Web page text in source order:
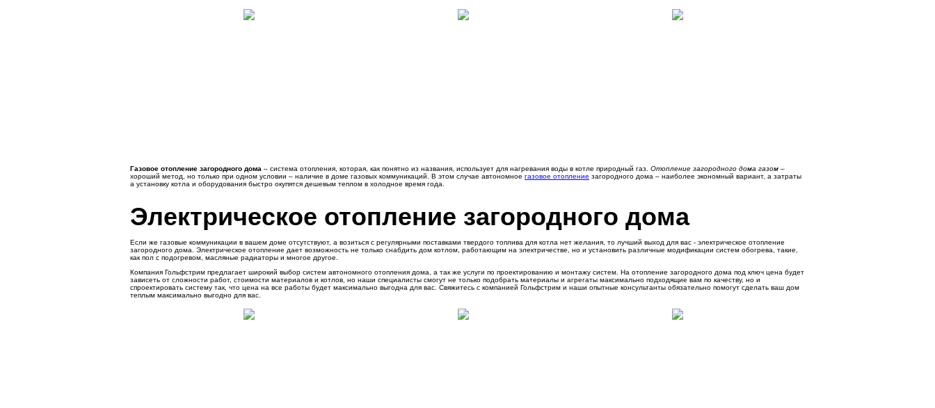
Газовое отопление загородного дома – система отопления, которая, как понятно из названия, использует для нагревания воды в котле природный газ. Отопление загородного дома газом –
хороший метод, но только при одном условии – наличие в доме газовых коммуникаций. В этом случае автономное газовое отопление загородного дома – наиболее экономный вариант, а затраты
а установку котла и оборудования быстро окупятся дешевым теплом в холодное время года.
Электрическое отопление загородного дома
Если же газовые коммуникации в вашем доме отсутствуют, а возиться с регулярными поставками твердого топлива для котла нет желания, то лучший выход для вас - электрическое отопление
загородного дома. Электрическое отопление дает возможность не только снабдить дом котлом, работающим на электричестве, но и установить различные модификации систем обогрева, такие,
как пол с подогревом, масляные радиаторы и многое другое.
Компания Гольфстрим предлагает широкий выбор систем автономного отопления дома, а так же услуги по проектированию и монтажу систем. На отопление загородного дома под ключ цена будет
зависеть от сложности работ, стоимости материалов и котлов, но наши специалисты смогут не только подобрать материалы и агрегаты максимально подходящие вам по качеству, но и
спроектировать систему так, что цена на все работы будет максимально выгодна для вас. Свяжитесь с компанией Гольфстрим и наши опытные консультанты обязательно помогут сделать ваш дом
теплым максимально выгодно для вас.